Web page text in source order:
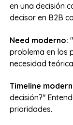
en una decisión
decisor en B2B
Need moderno:
problema en los
necesidad
Timeline
decisión?"
prioridades.